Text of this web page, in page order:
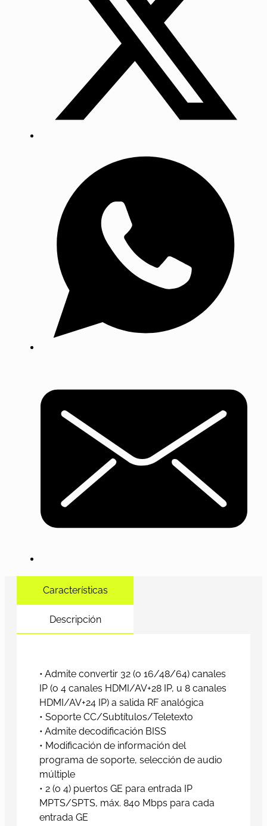
Características
Descripción
• Admite convertir 32 (o 16/48/64) canales
IP (o 4 canales HDMI/AV+28 IP, u 8 canales
HDMI/AV+24 IP) a salida RF analógica
• Soporte CC/Subtítulos/Teletexto
• Admite decodificación BISS
• Modificación de información del
programa de soporte, selección de audio
múltiple
• 2 (o 4) puertos GE para entrada IP
MPTS/SPTS, máx. 840 Mbps para cada
entrada GE